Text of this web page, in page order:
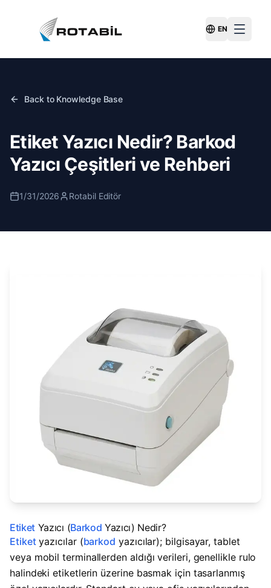
Switch
EN
Back to Knowledge Base
Etiket Yazıcı Nedir? Barkod
Yazıcı Çeşitleri ve Rehberi
1/31/2026 Rotabil Editör
Etiket Yazıcı (Barkod Yazıcı) Nedir?
Etiketyazıcılar (barkod yazıcılar); bilgisayar, tablet
veya mobil terminallerden aldığı verileri, genellikle rulo
halindeki etiketlerin üzerine basmak için tasarlanmış